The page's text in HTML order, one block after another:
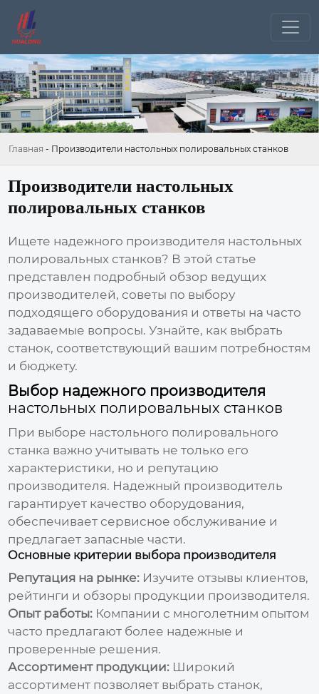
Главная - Производители настольных полировальных станков
Производители настольных
полировальных станков
Ищете надежного производителя настольных
полировальных станков? В этой статье
представлен подробный обзор ведущих
производителей, советы по выбору
подходящего оборудования и ответы на часто
задаваемые вопросы. Узнайте, как выбрать
станок, соответствующий вашим потребностям
и бюджету.
Выбор надежного производителя
настольных полировальных станков
При выборе настольного полировального
станка важно учитывать не только его
характеристики, но и репутацию
производителя. Надежный производитель
гарантирует качество оборудования,
обеспечивает сервисное обслуживание и
предлагает запасные части.
Основные критерии выбора производителя
Репутация на рынке: Изучите отзывы клиентов,
рейтинги и обзоры продукции производителя.
Опыт работы: Компании с многолетним опытом
часто предлагают более надежные и
проверенные решения.
Ассортимент продукции: Широкий
ассортимент позволяет выбрать станок,